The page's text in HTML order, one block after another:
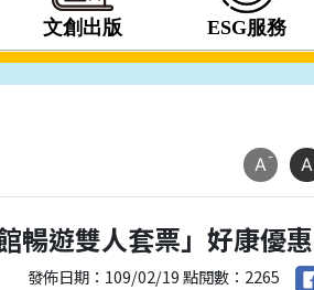
文創出版 ESG服務
A- A
暢遊雙人套票」好康優惠
發佈日期：109/02/19 點閱數：2265